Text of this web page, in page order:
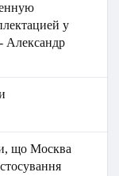
у
Александр
що Москва